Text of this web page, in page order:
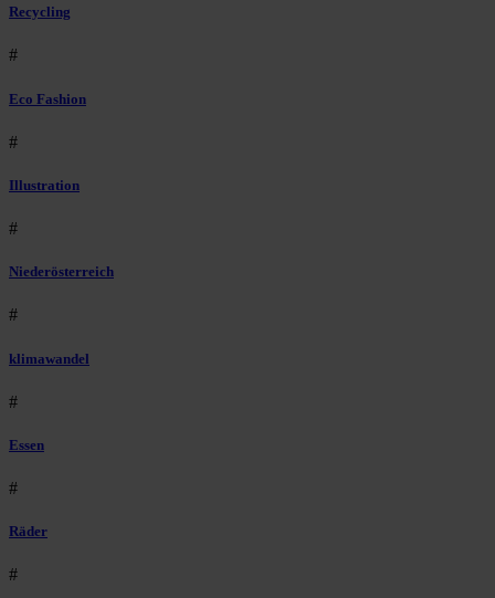
Recycling
#
Eco Fashion
#
Illustration
#
Niederösterreich
#
klimawandel
#
Essen
#
Räder
#